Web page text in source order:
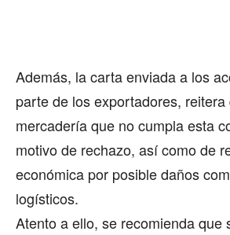
Además, la carta enviada a los
parte de los exportadores, reitera
mercadería que no cumpla esta
motivo de rechazo, así como de
económica por posible daños
logísticos.
Atento a ello, se recomienda que